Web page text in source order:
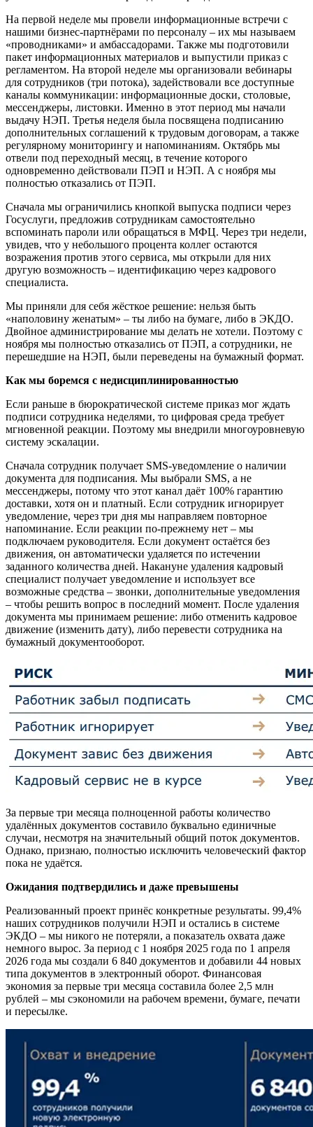
На первой неделе мы провели информационные встречи с
нашими бизнес-партнёрами по персоналу – их мы называем
«проводниками» и амбассадорами. Также мы подготовили
пакет информационных материалов и выпустили приказ с
регламентом. На второй неделе мы организовали вебинары
для сотрудников (три потока), задействовали все доступные
каналы коммуникации: информационные доски, столовые,
мессенджеры, листовки. Именно в этот период мы начали
выдачу НЭП. Третья неделя была посвящена подписанию
дополнительных соглашений к трудовым договорам, а также
регулярному мониторингу и напоминаниям. Октябрь мы
отвели под переходный месяц, в течение которого
одновременно действовали ПЭП и НЭП. А с ноября мы
полностью отказались от ПЭП.
Сначала мы ограничились кнопкой выпуска подписи через
Госуслуги, предложив сотрудникам самостоятельно
вспоминать пароли или обращаться в МФЦ. Через три недели,
увидев, что у небольшого процента коллег остаются
возражения против этого сервиса, мы открыли для них
другую возможность – идентификацию через кадрового
специалиста.
Мы приняли для себя жёсткое решение: нельзя быть
«наполовину женатым» – ты либо на бумаге, либо в ЭКДО.
Двойное администрирование мы делать не хотели. Поэтому с
ноября мы полностью отказались от ПЭП, а сотрудники, не
перешедшие на НЭП, были переведены на бумажный формат.
Как мы боремся с недисциплинированностью
Если раньше в бюрократической системе приказ мог ждать
подписи сотрудника неделями, то цифровая среда требует
мгновенной реакции. Поэтому мы внедрили многоуровневую
систему эскалации.
Сначала сотрудник получает SMS-уведомление о наличии
документа для подписания. Мы выбрали SMS, а не
мессенджеры, потому что этот канал даёт 100% гарантию
доставки, хотя он и платный. Если сотрудник игнорирует
уведомление, через три дня мы направляем повторное
напоминание. Если реакции по-прежнему нет – мы
подключаем руководителя. Если документ остаётся без
движения, он автоматически удаляется по истечении
заданного количества дней. Накануне удаления кадровый
специалист получает уведомление и использует все
возможные средства – звонки, дополнительные уведомления
– чтобы решить вопрос в последний момент. После удаления
документа мы принимаем решение: либо отменить кадровое
движение (изменить дату), либо перевести сотрудника на
бумажный документооборот.
За первые три месяца полноценной работы количество
удалённых документов составило буквально единичные
случаи, несмотря на значительный общий поток документов.
Однако, признаю, полностью исключить человеческий фактор
пока не удаётся.
Ожидания подтвердились и даже превышены
Реализованный проект принёс конкретные результаты. 99,4%
наших сотрудников получили НЭП и остались в системе
ЭКДО – мы никого не потеряли, а показатель охвата даже
немного вырос. За период с 1 ноября 2025 года по 1 апреля
2026 года мы создали 6 840 документов и добавили 44 новых
типа документов в электронный оборот. Финансовая
экономия за первые три месяца составила более 2,5 млн
рублей – мы сэкономили на рабочем времени, бумаге, печати
и пересылке.